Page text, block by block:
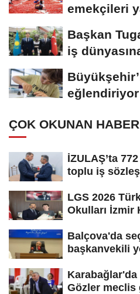
emekçileri
Başkan
iş
ÇOK OKUNAN
İZULAŞ’ta
toplu iş
LGS 2026
Okulları İzmir
Balçova'da
başkanvekili
Gözler meclis